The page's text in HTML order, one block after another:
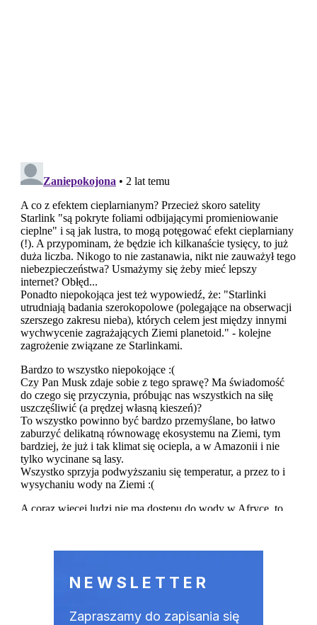
NEWSLETTER
Zapraszamy do zapisania się